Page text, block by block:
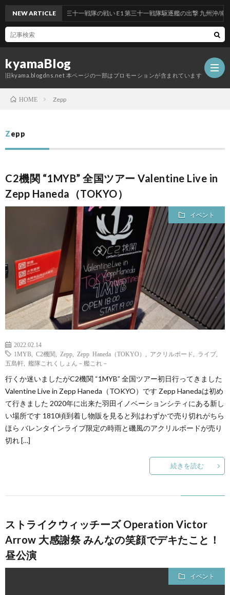
kyamaBlog
旧kyama.blogdns.net 本ページの一部はプロモーションが含まれています
NEW ARTICLE
戦：反撃！第三十一戦隊の戦い E1 第三十一戦隊駆逐艦の出撃 九州沖/南西諸島沖
HOME Zepp
Zepp
C2機関 “1MYB” 全国ツアー Valentine Live in
Zepp Haneda（TOKYO）
イベント
2022.02.14
1MYB
C2機関 Zepp Zepp Haneda（TOKYO） アクリルボード ライブ
五島軒
艦隊これくしょん－艦これ－
行くか迷いましたがC2機関 “1MYB” 全国ツアー初日行ってきました
Valentine Live in Zepp Haneda（TOKYO）です Zepp Hanedaは初め
て行きました 2020年に出来た羽田イノベーションシティにある新し
い場所です 1810頃到着し物販を見ると列はわずかで売り切れがちら
ほら バレンタインライブ限定の時雨と磯風のアクリルボードが売り
切れ […]
続きを読む
ストライクウィッチーズ Operation Victor
Arrow 大感謝祭 みんなの笑顔でデキたこと！
昼公演
イベント